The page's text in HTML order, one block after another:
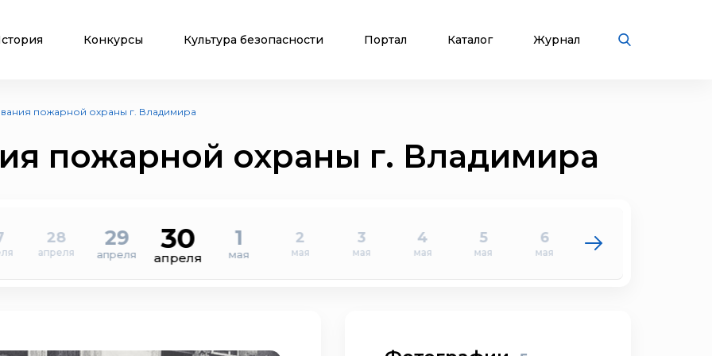
Конкурсы Культура безопасности Портал Каталог Журнал
пожарной охраны г. Владимира
пожарной охраны г. Владимира
28
апреля
29
апреля 30
апреля
1
мая
2
мая
3
мая
4
мая
5
мая
6
мая
7
мая